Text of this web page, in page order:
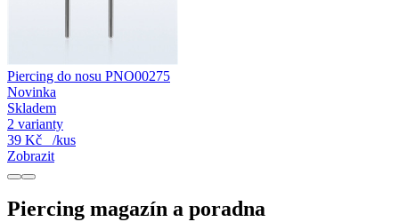
Piercing do nosu PNO00275
Novinka
Skladem
2 varianty
39 Kč
/kus
Zobrazit
Piercing magazín a poradna